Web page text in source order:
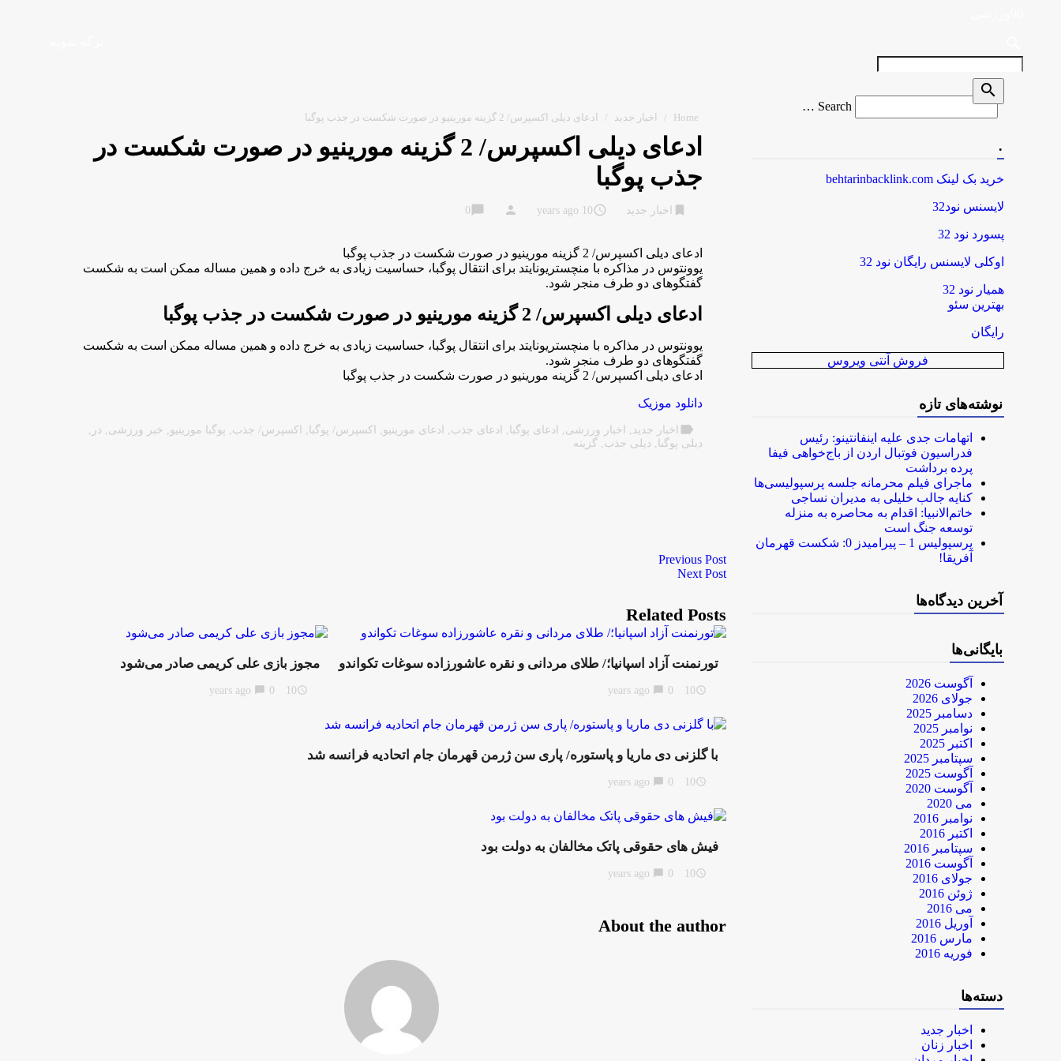
Home
/ اخبار جدید / ادعای دیلی اکسپرس/ 2 گزینه مورینیو در صورت شکست در جذب پوگبا
ادعای دیلی اکسپرس/ 2 گزینه مورینیو در صورت شکست در
جذب پوگبا
اخبار جدید access_time
10 years ago
person
chat_bubble
0
ادعای دیلی اکسپرس/ 2 گزینه مورینیو در صورت شکست در جذب پوگبا
یوونتوس در مذاکره با منچستریونایتد برای انتقال پوگبا، حساسیت زیادی به خرج داده و همین مساله ممکن است به شکست
گفتگوهای دو طرف منجر شود.
ادعای دیلی اکسپرس/ 2 گزینه مورینیو در صورت شکست در جذب پوگبا
یوونتوس در مذاکره با منچستریونایتد برای انتقال پوگبا، حساسیت زیادی به خرج داده و همین مساله ممکن است به شکست
گفتگوهای دو طرف منجر شود.
ادعای دیلی اکسپرس/ 2 گزینه مورینیو در صورت شکست در جذب پوگبا
دانلود موزیک
label اخبار جدید , اخبار ورزشی , ادعای پوگبا , ادعای جذب , ادعای مورینیو , اکسپرس/ پوگبا , اکسپرس/ جذب , پوگبا مورینیو , خبر ورزشی , در ,
دیلی پوگبا , دیلی جذب , گزینه
Previous Post
Next Post
Related Posts
تورنمنت آزاد اسپانیا؛/ طلای مردانی و نقره عاشورزاده سوغات تکواندو
access_time
10 years ago
chat_bubble 0
مجوز بازی علی کریمی صادر می‌شود
access_time
10 years ago
chat_bubble 0
با گلزنی دی ماریا و پاستوره/ پاری سن ژرمن قهرمان جام اتحادیه فرانسه شد
access_time
10 years ago
chat_bubble 0
فیش های حقوقی پاتک مخالفان به دولت بود
access_time
10 years ago
chat_bubble 0
About the author
Search
for
Search …
search
.
خرید بک لینک behtarinbacklink.com
لایسنس نود32
پسورد نود 32
اوکلی لایسنس رایگان نود 32
همیار نود 32
بهترین سئو
رایگان
فروش آنتی ویروس
نوشته‌های تازه
اتهامات جدی علیه اینفانتینو: رئیس
فدراسیون فوتبال اردن از باج‌خواهی فیفا
پرده برداشت
ماجرای فیلم محرمانه جلسه پرسپولیسی‌ها
کنایه جالب خلیلی به مدیران نساجی
خاتم‌الانبیا: اقدام به محاصره به منزله
توسعه جنگ است
پرسپولیس 1 – پیرامیدز 0: شکست قهرمان
آفریقا!
آخرین دیدگاه‌ها
بایگانی‌ها
آگوست 2026
جولای 2026
دسامبر 2025
نوامبر 2025
اکتبر 2025
سپتامبر 2025
آگوست 2025
آگوست 2020
می 2020
نوامبر 2016
اکتبر 2016
سپتامبر 2016
آگوست 2016
جولای 2016
ژوئن 2016
می 2016
آوریل 2016
مارس 2016
فوریه 2016
دسته‌ها
اخبار جدید
اخبار زنان